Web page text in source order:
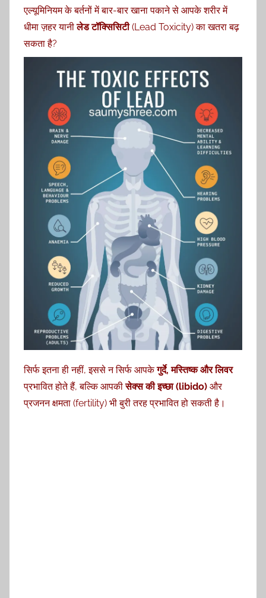
एल्यूमिनियम के बर्तनों में बार-बार खाना पकाने से आपके शरीर में
धीमा ज़हर यानीलेड टॉक्सिसिटी(Lead Toxicity) का खतरा बढ़
सकता है?
सिर्फ इतना ही नहीं, इससे न सिर्फ आपकेगुर्दे, मस्तिष्क और लिवर
प्रभावित होते हैं, बल्कि आपकीसेक्स की इच्छा (libido) और
प्रजनन क्षमता (fertility) भी बुरी तरह प्रभावित हो सकती है।